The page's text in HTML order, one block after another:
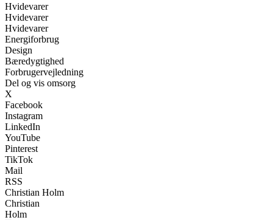
Hvidevarer
Hvidevarer
Hvidevarer
Energiforbrug
Design
Bæredygtighed
Forbrugervejledning
Del og vis omsorg
X
Facebook
Instagram
LinkedIn
YouTube
Pinterest
TikTok
Mail
RSS
Christian Holm
Christian
Holm